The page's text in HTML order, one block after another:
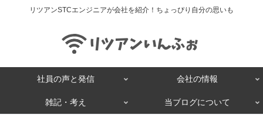
リツアンSTCエンジニアが会社を紹介！ちょっぴり自分の思いも
社員の声と発信 会社の情報
雑記・考え 当ブログについて